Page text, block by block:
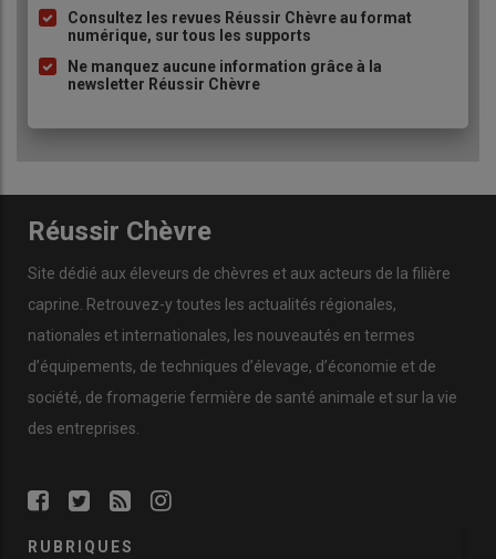
à
puce
Consultez les revues Réussir Chèvre au format
numérique, sur tous les supports
Ne manquez aucune information grâce à la
newsletter Réussir Chèvre
Réussir Chèvre
Site dédié aux éleveurs de chèvres et aux acteurs de la filière
caprine. Retrouvez-y toutes les actualités régionales,
nationales et internationales, les nouveautés en termes
d’équipements, de techniques d’élevage, d’économie et de
société, de fromagerie fermière de santé animale et sur la vie
des entreprises.
RUBRIQUES